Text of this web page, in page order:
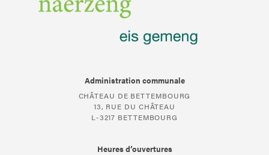
Administration communale
CHÂTEAU DE BETTEMBOURG
13, RUE DU CHÂTEAU
L-3217 BETTEMBOURG
Heures d’ouvertures